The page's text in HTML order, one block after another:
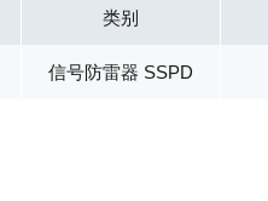
类别
信号防雷器 SSPD